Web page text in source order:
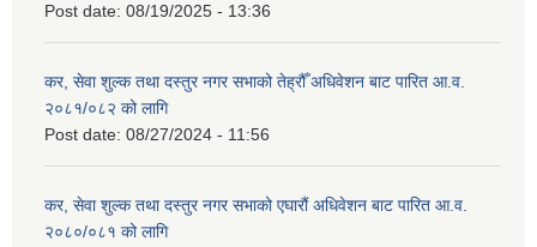
Post date: 08/19/2025 - 13:36
कर, सेवा शुल्क तथा दस्तुर नगर सभाको तेह्रौँ अधिवेशन बाट पारित आ.व.
२०८१/०८२ को लागि
Post date: 08/27/2024 - 11:56
कर, सेवा शुल्क तथा दस्तुर नगर सभाको एघारौं अधिवेशन बाट पारित आ.व.
२०८०/०८१ को लागि